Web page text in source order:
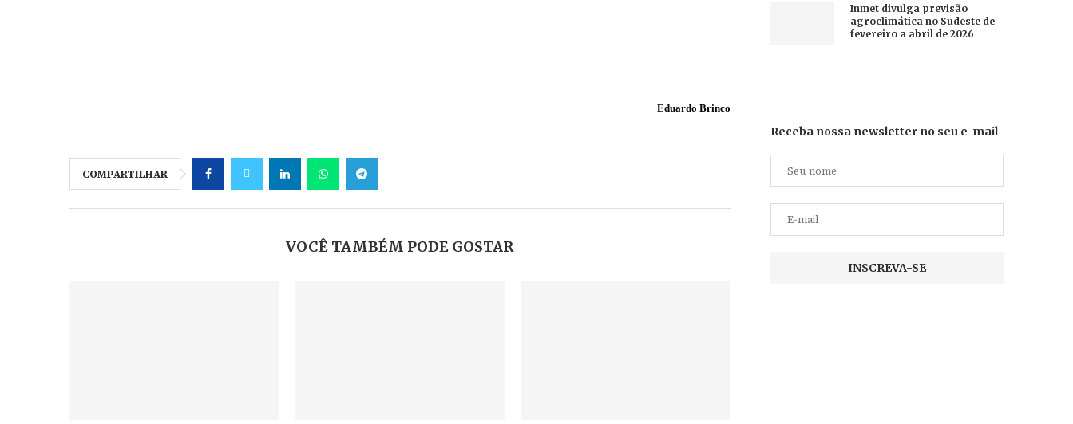
Eduardo Brinco
COMPARTILHAR
VOCÊ TAMBÉM PODE GOSTAR
Inmet divulga previsão
agroclimática no Sudeste de
fevereiro a abril de 2026
Receba nossa newsletter no seu e-mail